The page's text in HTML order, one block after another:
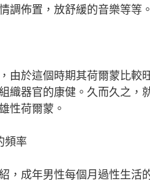
調佈置，放舒緩的音樂等等
由於這個時期其荷爾蒙比較
織器官的康健。久而久之，
性荷爾蒙。
頻率
，成年男性每個月過性生活